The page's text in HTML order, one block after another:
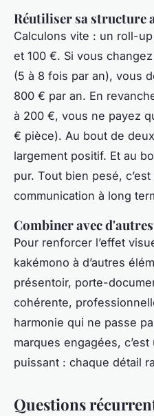
Réutiliser sa structure
Calculons vite : un roll-
et 100 €. Si vous
(5 à 8 fois par an), vous
800 € par an. En
à 200 €, vous ne payez
€ pièce). Au bout de
largement positif. Et au
pur. Tout bien pesé,
communication à long
Combiner avec
Pour renforcer l’effet
kakémono à d’autres
présentoir, porte-
cohérente,
harmonie qui ne passe
marques engagées,
puissant : chaque détail
Questions